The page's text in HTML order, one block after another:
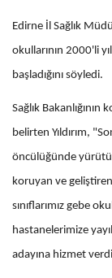
Edirne İl Sağlık
okullarının 2000'li
başladığını söyledi.
Sağlık
belirten Yıldırım,
öncülüğünde
koruyan ve
sınıflarımız gebe
hastanelerimize
adayına hizmet